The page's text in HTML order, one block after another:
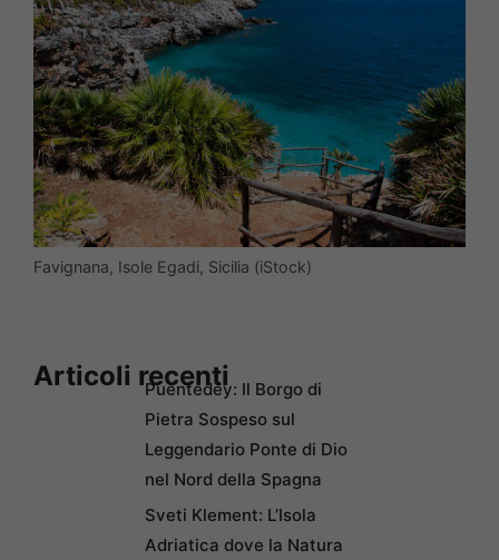
Favignana, Isole Egadi, Sicilia (iStock)
Articoli recentiPuentedey: Il Borgo di
Pietra Sospeso sul
Leggendario Ponte di Dio
nel Nord della Spagna
Sveti Klement: L’Isola
Adriatica dove la Natura